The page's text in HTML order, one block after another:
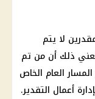
لا يتم
ذلك أن من تم
العام الخاص
أعمال التقدير.